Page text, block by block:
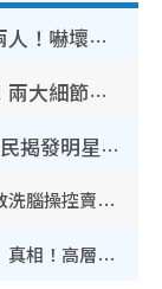
簡淑兒染金毛剪短頭髮氣質判若兩人！嚇壞老公麥大力都認唔出：「你做咩事？」
湯洛雯傳終於有好消息造人成功！兩大細節曝孕味極濃惹猜測：大肚婆先會咁！
8大最冇禮貌藝人名單被瘋傳！網民揭發明星真面目 一致數臭呢位係無品天花板？
銀行高層「沉船」爆案中案！驚揭邪教洗腦操控賣淫被吞600萬 幕後黑手講多錯多
林芊妤親解12年前「殘廁Gathering」真相！高層解約一句話重創尊嚴至今拒返TVB